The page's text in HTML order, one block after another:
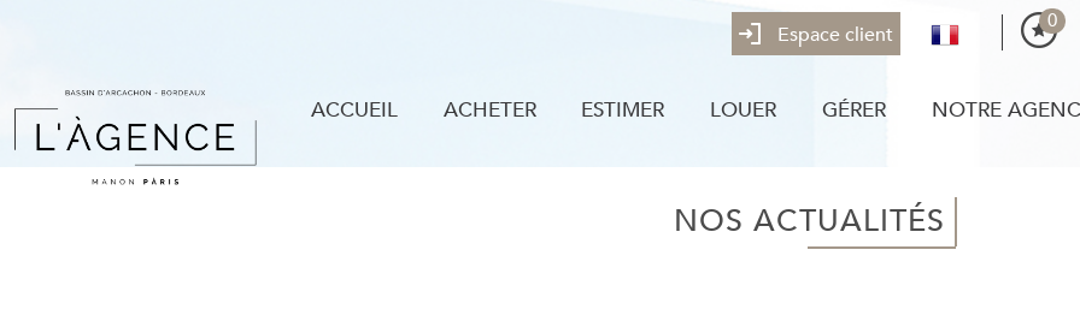
Espace client
0
ACCUEIL ACHETER ESTIMER LOUER GÉRER NOTRE
NOS ACTUALITÉS